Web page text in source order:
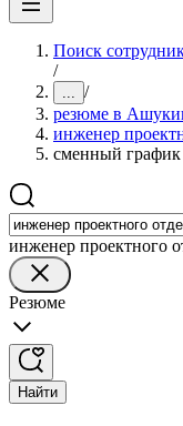
Поиск
/
... /
резюме в
инженер
сменный график
инженер проектного
Резюме
Найти